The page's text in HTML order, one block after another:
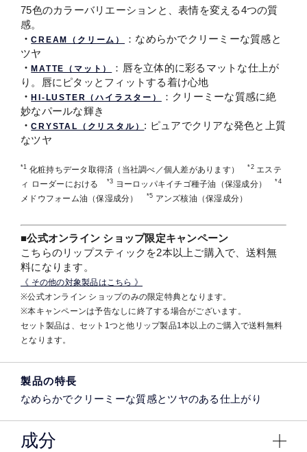
75色のカラーバリエーションと、表情を変える4つの質
感。
・CREAM（クリーム）
：なめらかでクリーミーな質感と
ツヤ
・MATTE（マット）
：唇を立体的に彩るマットな仕上が
り。唇にピタッとフィットする着け心地
・HI-LUSTER（ハイラスター）
：クリーミーな質感に絶
妙なパールな輝き
・CRYSTAL（クリスタル） : ピュアでクリアな発色と上質
なツヤ
*1 化粧持ちデータ取得済（当社調べ／個人差があります）*2エステ
ィ ローダーにおける
*3 ヨーロッパキイチゴ種子油（保湿成分）*4
メドウフォーム油（保湿成分） *5 アンズ核油（保湿成分）
■公式オンライン ショップ限定キャンペーン
こちらのリップスティックを2本以上ご購入で、送料無
料になります。
《 その他の対象製品はこちら 》
※公式オンライン ショップのみの限定特典となります。
※本キャンペーンは予告なしに終了する場合がございます。
セット製品は、セット1つと他リップ製品1本以上のご購入で送料無料
となります。
製品の特長
なめらかでクリーミーな質感とツヤのある仕上がり
成分